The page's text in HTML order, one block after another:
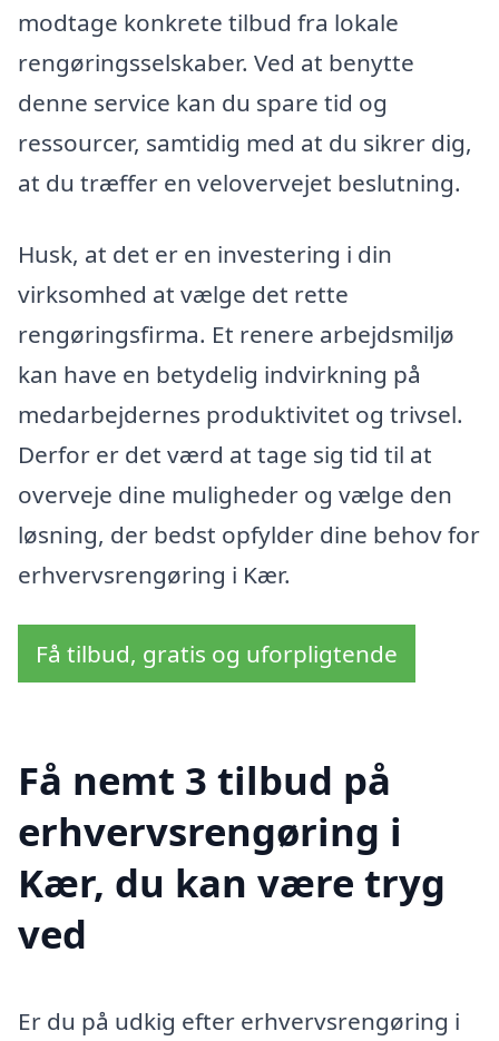
modtage konkrete tilbud fra lokale
rengøringsselskaber. Ved at benytte
denne service kan du spare tid og
ressourcer, samtidig med at du sikrer dig,
at du træffer en velovervejet beslutning.
Husk, at det er en investering i din
virksomhed at vælge det rette
rengøringsfirma. Et renere arbejdsmiljø
kan have en betydelig indvirkning på
medarbejdernes produktivitet og trivsel.
Derfor er det værd at tage sig tid til at
overveje dine muligheder og vælge den
løsning, der bedst opfylder dine behov for
erhvervsrengøring i Kær.
Få tilbud, gratis og uforpligtende
Få nemt 3 tilbud på
erhvervsrengøring i
Kær, du kan være tryg
ved
Er du på udkig efter erhvervsrengøring i